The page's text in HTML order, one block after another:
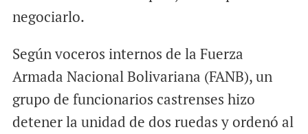
negociarlo.
Según voceros internos de la Fuerza
Armada Nacional Bolivariana (FANB), un
grupo de funcionarios castrenses hizo
detener la unidad de dos ruedas y ordenó al